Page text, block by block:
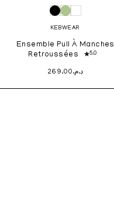
KEBWEAR
Ensemble Pull À Manches
Retroussées
5.0
د.م.269.00